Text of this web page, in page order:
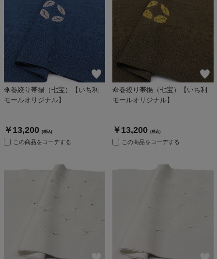
傘巻絞り帯揚（七宝）【いち利
モールオリジナル】
￥13,200 (税込)
この商品をコーデする
傘巻絞り帯揚（七宝）【いち利
モールオリジナル】
￥13,200 (税込)
この商品をコーデする